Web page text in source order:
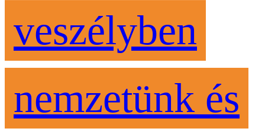
veszélyben
nemzetünk és